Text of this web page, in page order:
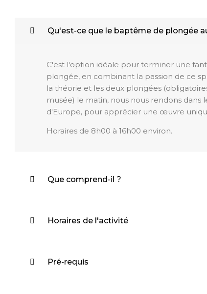
Qu'est-ce que le baptême de plongée
C'est l'option idéale pour terminer une
plongée, en combinant la passion de ce
la théorie et les deux plongées
musée) le matin, nous nous rendons dans
d'Europe, pour apprécier une œuvre
Horaires de 8h00 à 16h00 environ.
Que comprend-il ?
Horaires de l'activité
Pré-requis